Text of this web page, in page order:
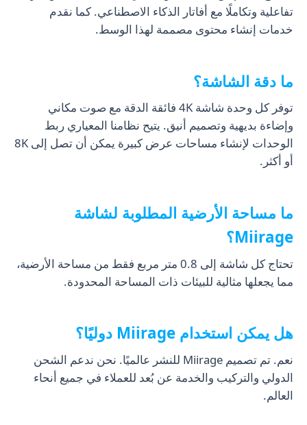
تفاعلية وتكاملًا مع أفاتار الذكاء الاصطناعي. كما نقدم
خدمات إنشاء محتوى مصممة لهذا الوسط.
ما دقة الشاشة؟
توفر كل وحدة شاشة 4K فائقة الدقة مع صوت مكاني
وإضاءة بديهية وتصميم أنيق. يتيح نظامنا المعياري ربط
الوحدات لإنشاء مساحات عرض كبيرة يمكن أن تصل إلى 8K
أو أكثر.
ما مساحة الأرضية المطلوبة لشاشة
Miirage؟
تحتاج كل شاشة إلى 0.8 متر مربع فقط من مساحة الأرضية،
مما يجعلها مثالية للبيئات ذات المساحة المحدودة.
هل يمكن استخدام Miirage دوليًا؟
نعم. تم تصميم Miirage للنشر عالميًا. نحن ندعم الشحن
الدولي والتركيب والخدمة عن بُعد للعملاء في جميع أنحاء
العالم.